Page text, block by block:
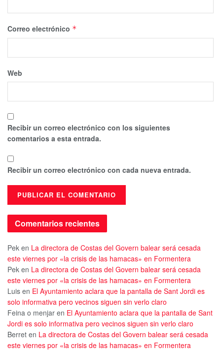
Correo electrónico *
Web
Recibir un correo electrónico con los siguientes
comentarios a esta entrada.
Recibir un correo electrónico con cada nueva entrada.
Comentarios recientes
Pek en La directora de Costas del Govern balear será cesada
este viernes por «la crisis de las hamacas» en Formentera
Pek en La directora de Costas del Govern balear será cesada
este viernes por «la crisis de las hamacas» en Formentera
Luis en El Ayuntamiento aclara que la pantalla de Sant Jordi es
solo informativa pero vecinos siguen sin verlo claro
Feina o menjar en El Ayuntamiento aclara que la pantalla de Sant
Jordi es solo informativa pero vecinos siguen sin verlo claro
Berret en La directora de Costas del Govern balear será cesada
este viernes por «la crisis de las hamacas» en Formentera